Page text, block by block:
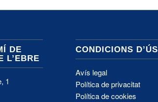
DE
L’EBRE
1
CONDICIONS D’ÚS
Avís legal
Política de privacitat
Política de cookies